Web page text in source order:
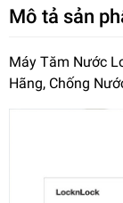
Mô tả sản
Máy Tăm Nước
Hãng, Chống